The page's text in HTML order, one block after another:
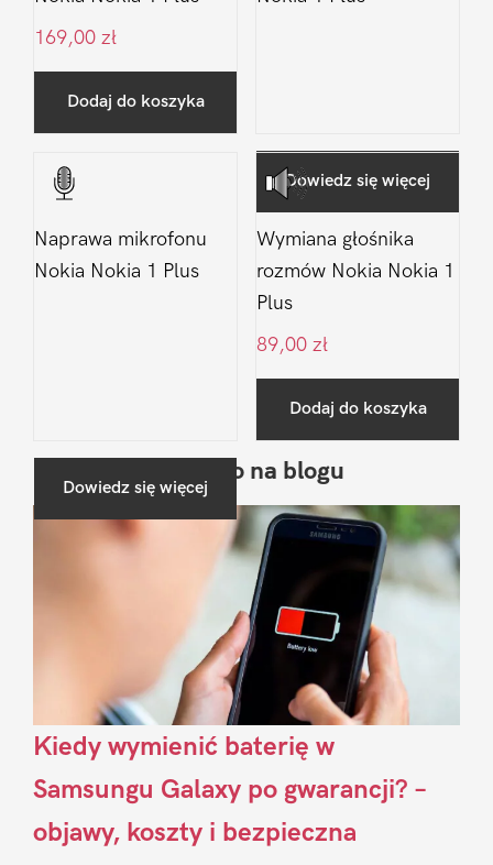
169,00 zł
Dodaj do koszyka
Dowiedz się więcej
Naprawa mikrofonu
Nokia Nokia 1 Plus
Dowiedz się więcej
Wymiana głośnika
rozmów Nokia Nokia 1
Plus
89,00 zł
Dodaj do koszyka
Pierwszy
Sidebar
Ostatnio na blogu
Kiedy wymienić baterię w
Samsungu Galaxy po gwarancji? –
objawy, koszty i bezpieczna